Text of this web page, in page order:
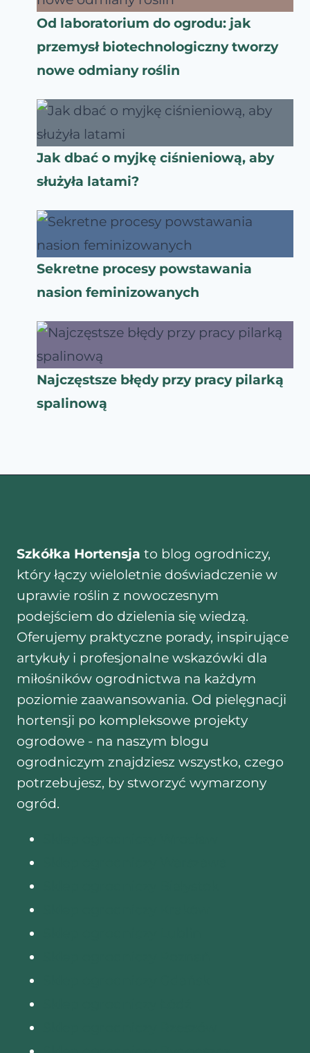
Od laboratorium do ogrodu: jak
przemysł biotechnologiczny tworzy
nowe odmiany roślin
Jak dbać o myjkę ciśnieniową, aby
służyła latami?
Sekretne procesy powstawania
nasion feminizowanych
Najczęstsze błędy przy pracy pilarką
spalinową
Szkółka Hortensja to blog ogrodniczy,
który łączy wieloletnie doświadczenie w
uprawie roślin z nowoczesnym
podejściem do dzielenia się wiedzą.
Oferujemy praktyczne porady, inspirujące
artykuły i profesjonalne wskazówki dla
miłośników ogrodnictwa na każdym
poziomie zaawansowania. Od pielęgnacji
hortensji po kompleksowe projekty
ogrodowe - na naszym blogu
ogrodniczym znajdziesz wszystko, czego
potrzebujesz, by stworzyć wymarzony
ogród.